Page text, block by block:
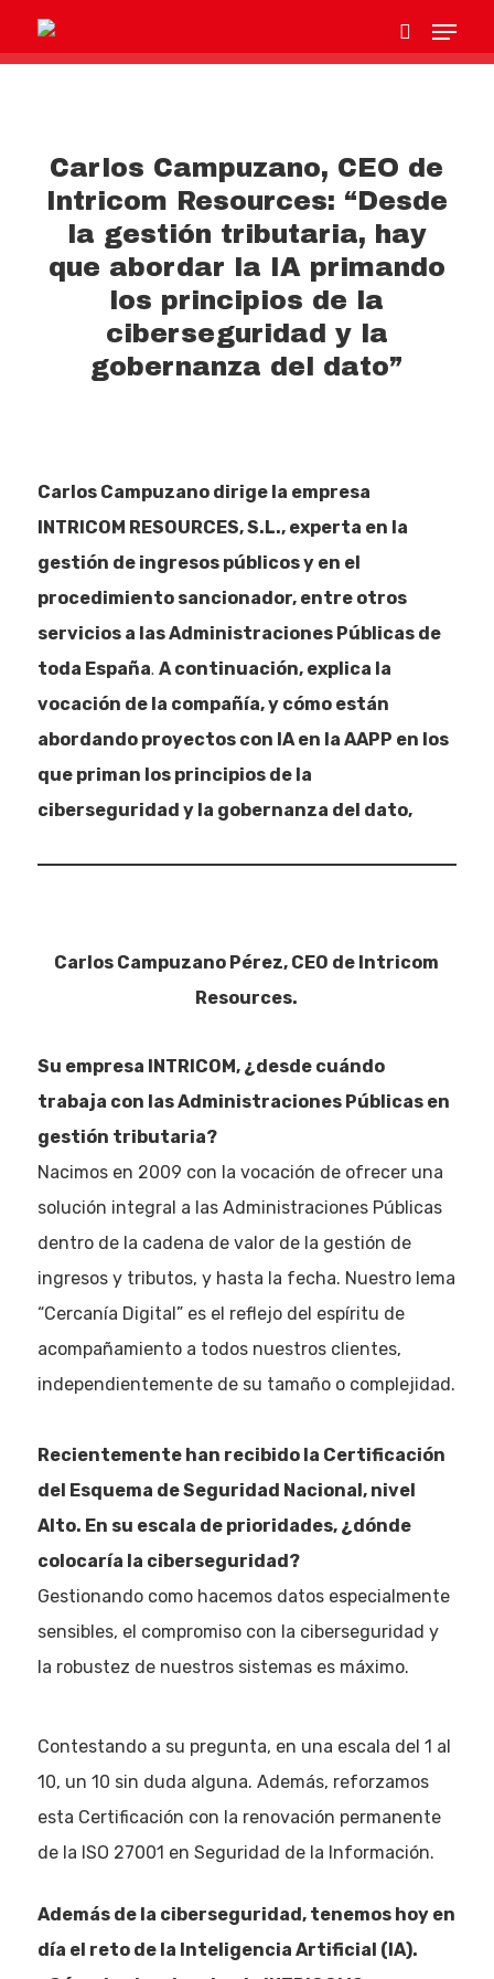
Carlos Campuzano, CEO de
Intricom Resources: “Desde
la gestión tributaria, hay
que abordar la IA primando
los principios de la
ciberseguridad y la
gobernanza del dato”
Carlos Campuzano dirige la empresa
INTRICOM RESOURCES, S.L., experta en la
gestión de ingresos públicos y en el
procedimiento sancionador, entre otros
servicios a las Administraciones Públicas de
toda España. A continuación, explica la
vocación de la compañía, y cómo están
abordando proyectos con IA en la AAPP en los
que priman los principios de la
ciberseguridad y la gobernanza del dato,
Carlos Campuzano Pérez, CEO de Intricom
Resources.
Su empresa INTRICOM, ¿desde cuándo
trabaja con las Administraciones Públicas en
gestión tributaria?
Nacimos en 2009 con la vocación de ofrecer una
solución integral a las Administraciones Públicas
dentro de la cadena de valor de la gestión de
ingresos y tributos, y hasta la fecha. Nuestro lema
“Cercanía Digital” es el reflejo del espíritu de
acompañamiento a todos nuestros clientes,
independientemente de su tamaño o complejidad.
Recientemente han recibido la Certificación
del Esquema de Seguridad Nacional, nivel
Alto. En su escala de prioridades, ¿dónde
colocaría la ciberseguridad?
Gestionando como hacemos datos especialmente
sensibles, el compromiso con la ciberseguridad y
la robustez de nuestros sistemas es máximo.
Contestando a su pregunta, en una escala del 1 al
10, un 10 sin duda alguna. Además, reforzamos
esta Certificación con la renovación permanente
de la ISO 27001 en Seguridad de la Información.
Además de la ciberseguridad, tenemos hoy en
día el reto de la Inteligencia Artificial (IA).